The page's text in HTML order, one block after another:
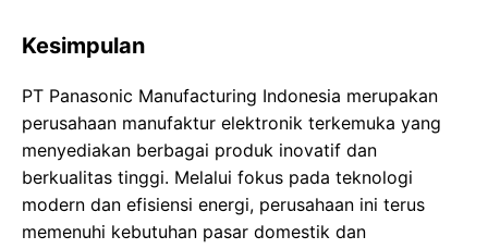
Kesimpulan
PT Panasonic Manufacturing Indonesia merupakan
perusahaan manufaktur elektronik terkemuka yang
menyediakan berbagai produk inovatif dan
berkualitas tinggi. Melalui fokus pada teknologi
modern dan efisiensi energi, perusahaan ini terus
memenuhi kebutuhan pasar domestik dan